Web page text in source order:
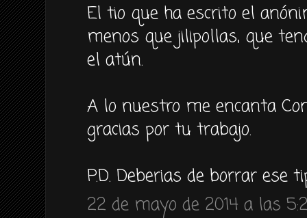
El tio que ha escrito el
menos que jilipollas, que
el atún.
A lo nuestro me encanta
gracias por tu trabajo.
P.D. Deberias de borrar ese
22 de mayo de 2014 a las